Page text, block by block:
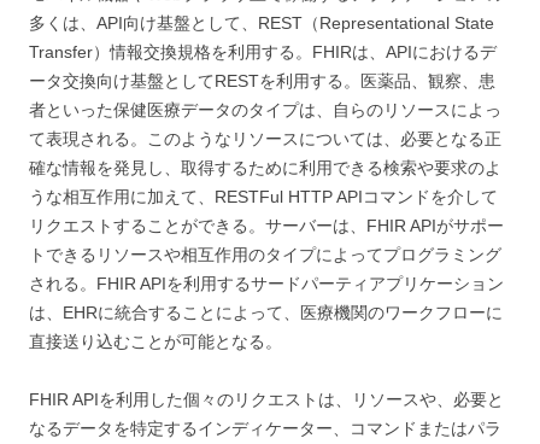
多くは、API向け基盤として、REST（Representational State
Transfer）情報交換規格を利用する。FHIRは、APIにおけるデ
ータ交換向け基盤としてRESTを利用する。医薬品、観察、患
者といった保健医療データのタイプは、自らのリソースによっ
て表現される。このようなリソースについては、必要となる正
確な情報を発見し、取得するために利用できる検索や要求のよ
うな相互作用に加えて、RESTFul HTTP APIコマンドを介して
リクエストすることができる。サーバーは、FHIR APIがサポー
トできるリソースや相互作用のタイプによってプログラミング
される。FHIR APIを利用するサードパーティアプリケーション
は、EHRに統合することによって、医療機関のワークフローに
直接送り込むことが可能となる。
FHIR APIを利用した個々のリクエストは、リソースや、必要と
なるデータを特定するインディケーター、コマンドまたはパラ